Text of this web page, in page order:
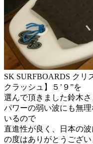
SK SURFBOARDS クリ
クラッシュ】５’９”を
選んで頂きました鈴木さ
パワーの弱い波にも無
いるので
直進性が良く、日本の
の度はありがとうござい